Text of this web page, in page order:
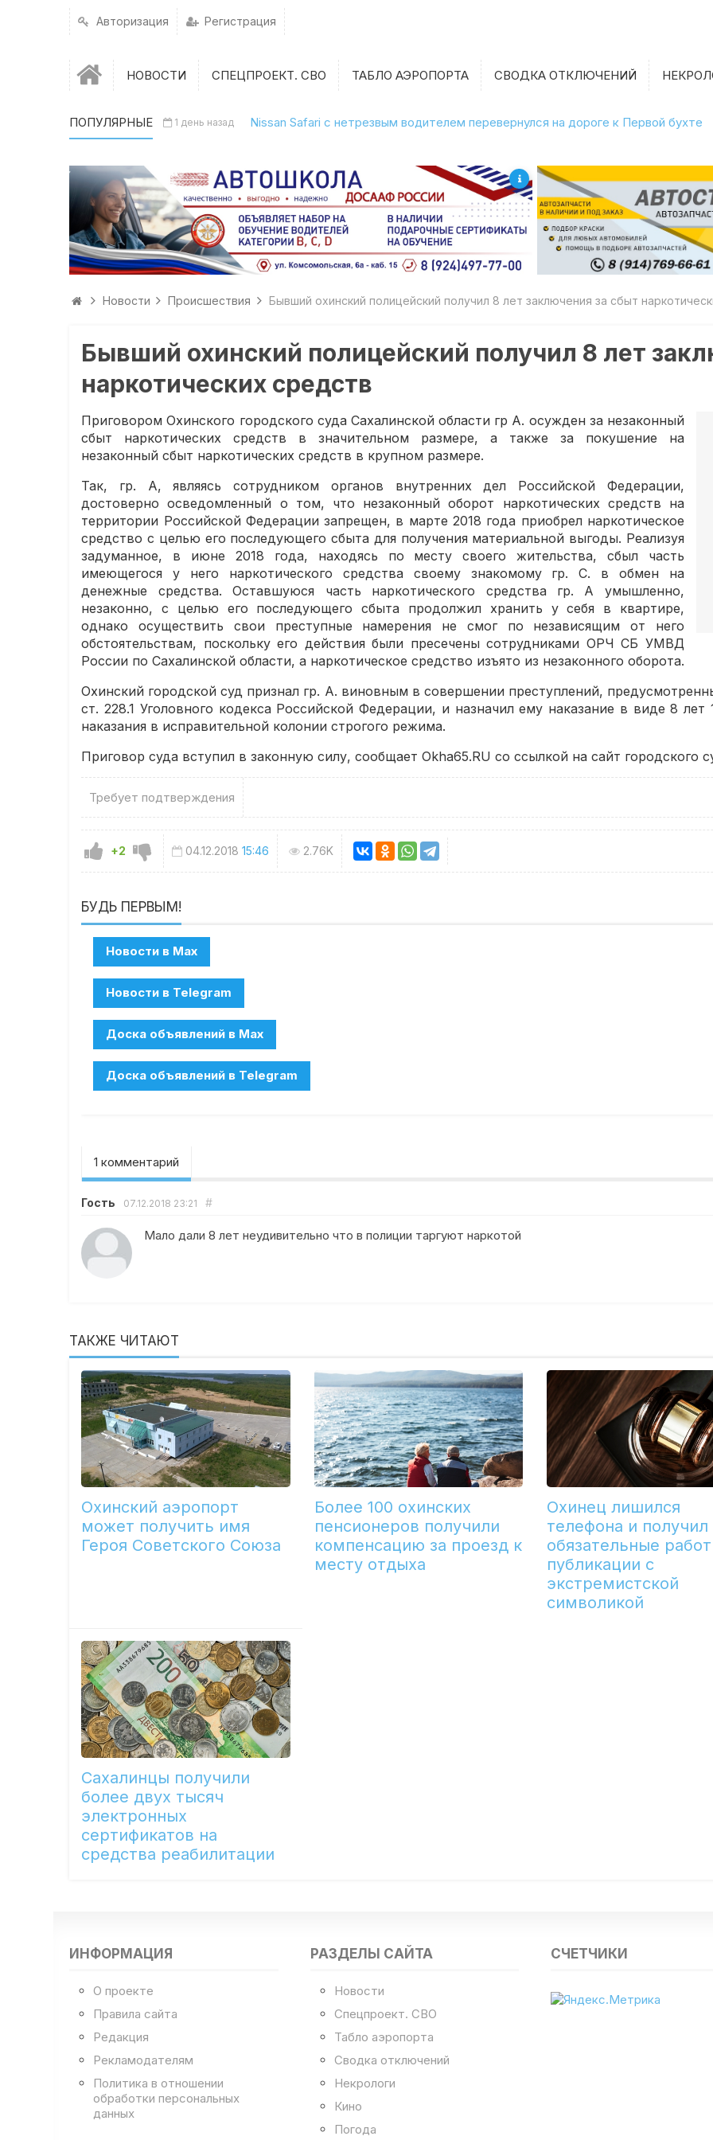
Авторизация Регистрация
НОВОСТИ СПЕЦПРОЕКТ. СВО ТАБЛО АЭРОПОРТА СВОДКА ОТКЛЮЧЕНИЙ
ПОПУЛЯРНЫЕ 1 день назад Nissan Safari с нетрезвым водителем перевернулся на дороге к Первой бухте
Новости Происшествия Бывший охинский полицейский получил 8 лет заключения за сбыт
Бывший охинский полицейский получил 8 лет
наркотических средств
Приговором Охинского городского суда Сахалинской области гр А. осужден за незаконный
сбыт наркотических средств в значительном размере, а также за покушение на
незаконный сбыт наркотических средств в крупном размере.
Так, гр. А, являясь сотрудником органов внутренних дел Российской Федерации,
достоверно осведомленный о том, что незаконный оборот наркотических средств на
территории Российской Федерации запрещен, в марте 2018 года приобрел наркотическое
средство с целью его последующего сбыта для получения материальной выгоды. Реализуя
задуманное, в июне 2018 года, находясь по месту своего жительства, сбыл часть
имеющегося у него наркотического средства своему знакомому гр. С. в обмен на
денежные средства. Оставшуюся часть наркотического средства гр. А умышленно,
незаконно, с целью его последующего сбыта продолжил хранить у себя в квартире,
однако осуществить свои преступные намерения не смог по независящим от него
обстоятельствам, поскольку его действия были пресечены сотрудниками ОРЧ СБ УМВД
России по Сахалинской области, а наркотическое средство изъято из незаконного оборота.
Охинский городской суд признал гр. А. виновным в совершении преступлений,
ст. 228.1 Уголовного кодекса Российской Федерации, и назначил ему наказание в виде 8
наказания в исправительной колонии строгого режима.
Приговор суда вступил в законную силу, сообщает Okha65.RU со ссылкой на сайт городского
Требует подтверждения
+2 04.12.2018 15:46 2.76K
БУДЬ ПЕРВЫМ!
1 комментарий
Гость 07.12.2018 23:21 #
Мало дали 8 лет неудивительно что в полиции таргуют наркотой
ТАКЖЕ ЧИТАЮТ
Охинский аэропорт
может получить имя
Героя Советского Союза
Более 100 охинских
пенсионеров получили
компенсацию за проезд к
месту отдыха
Охинец лишился
телефона и получил
обязательные
публикации с
экстремистской
символикой
Сахалинцы получили
более двух тысяч
электронных
сертификатов на
средства реабилитации
ИНФОРМАЦИЯ
О проекте
Правила сайта
Редакция
Рекламодателям
Политика в отношении
обработки персональных
данных
РАЗДЕЛЫ САЙТА
Новости
Спецпроект. СВО
Табло аэропорта
Сводка отключений
Некрологи
Кино
Погода
СЧЕТЧИКИ